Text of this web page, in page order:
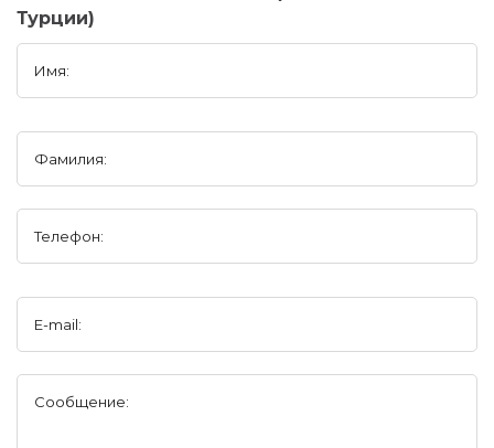
Турции)
Имя:
Фамилия:
Телефон:
E-mail:
Сообщение: